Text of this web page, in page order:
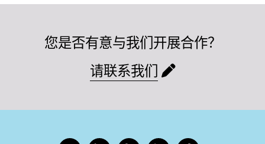
您是否有意与我们开展合作？
请联系我们